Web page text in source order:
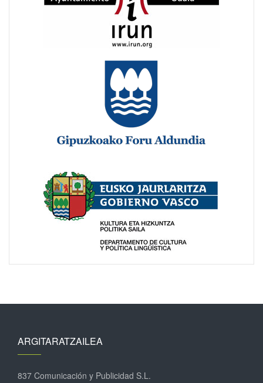
ARGITARATZAILEA
837 Comunicación y Publicidad S.L.